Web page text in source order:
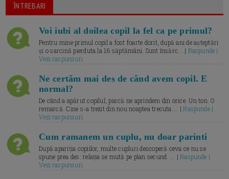
ÎNTREBARI
Voi iubi al doilea copil la fel ca pe primul?
Pentru mine primul copil a fost foarte dorit, după ani de așteptări
și o sarcină pierduta la 16 săptămâni. Sunt însărc... | Raspunde |
Vezi raspunsuri
Ne certăm mai des de când avem copil. E
normal?
De când a apărut copilul, parcă ne aprindem din orice. Un ton. O
remarcă. Cine s-a trezit din nou noaptea trecuta.... |Raspunde |
Vezi raspunsuri
Cum ramanem un cuplu, nu doar parinti
După apariția copiilor, multe cupluri descoperă ceva ce nu se
spune prea des: relația se mută pe plan secund. ... |Raspunde |
Vezi raspunsuri